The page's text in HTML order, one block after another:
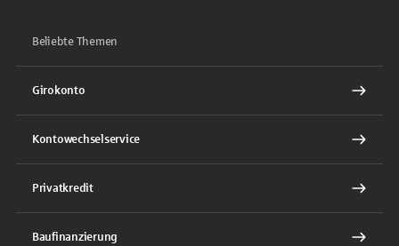
Beliebte Themen
Girokonto
Kontowechselservice
Privatkredit
Baufinanzierung